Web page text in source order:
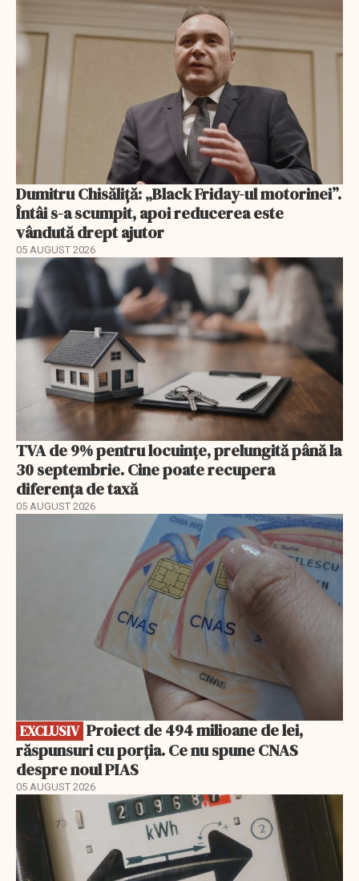
Dumitru Chisăliță: „Black Friday-ul motorinei”.
Întâi s-a scumpit, apoi reducerea este
vândută drept ajutor
05 AUGUST 2026
TVA de 9% pentru locuințe, prelungită până la
30 septembrie. Cine poate recupera
diferența de taxă
05 AUGUST 2026
EXCLUSIV
răspunsuri cu porția. Ce nu spune CNAS
despre noul PIAS
05 AUGUST 2026